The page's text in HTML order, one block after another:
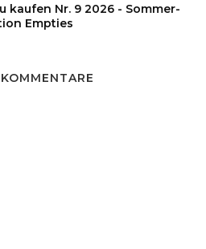
kaufen Nr. 9 2026 - Sommer-
Empties